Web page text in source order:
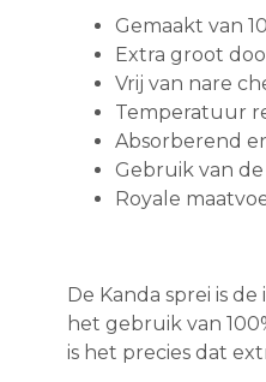
Gemaakt van
Extra groot
Vrij van nare
Temperatuur
Absorberend
Gebruik van
Royale
De Kanda sprei is
het gebruik van
is het precies dat